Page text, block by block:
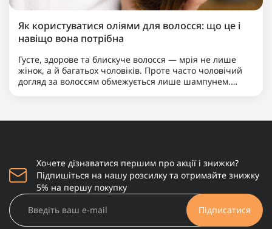
Як користуватися оліями для волосся: що це і
навіщо вона потрібна
Густе, здорове та блискуче волосся — мрія не лише
жінок, а й багатьох чоловіків. Проте часто чоловічий
догляд за волоссям обмежується лише шампунем.
Хочете дізнаватися першим про акції і знижки?
Підпишіться на нашу розсилку та отримайте знижку
5% на першу покупку
Підписатися